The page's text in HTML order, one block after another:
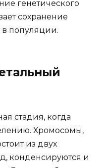
генетического
сохранение
популяции.
стадия, когда
Хромосомы,
из двух
конденсируются и